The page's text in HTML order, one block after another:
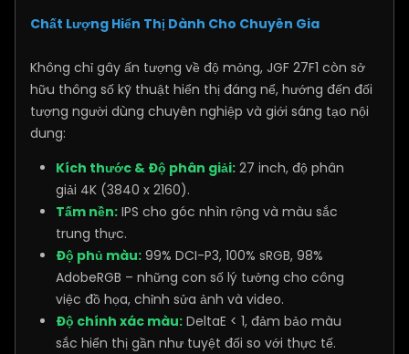
Chất Lượng Hiển Thị Dành Cho Chuyên Gia
Không chỉ gây ấn tượng về độ mỏng, JGF 27F1 còn sở
hữu thông số kỹ thuật hiển thị đáng nể, hướng đến đối
tượng người dùng chuyên nghiệp và giới sáng tạo nội
dung:
Kích thước & Độ phân giải: 27 inch, độ phân
giải 4K (3840 x 2160).
Tấm nền: IPS cho góc nhìn rộng và màu sắc
trung thực.
Độ phủ màu: 99% DCI-P3, 100% sRGB, 98%
AdobeRGB – những con số lý tưởng cho công
việc đồ họa, chỉnh sửa ảnh và video.
Độ chính xác màu: DeltaE < 1, đảm bảo màu
sắc hiển thị gần như tuyệt đối so với thực tế.